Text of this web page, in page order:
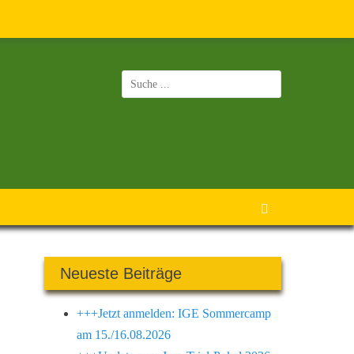
Suchen
nach:
Neueste Beiträge
+++Jetzt anmelden: IGE Sommercamp
am 15./16.08.2026